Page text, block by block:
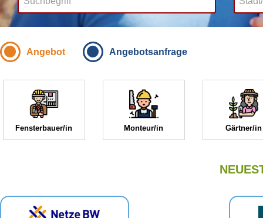
Angebot Angebotsanfrage
Fensterbauer/in Monteur/in Gärtner/in